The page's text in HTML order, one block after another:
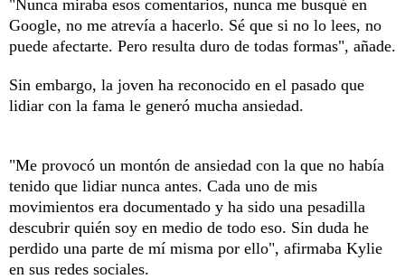
"Nunca miraba esos comentarios, nunca me busqué en
Google, no me atrevía a hacerlo. Sé que si no lo lees, no
puede afectarte. Pero resulta duro de todas formas", añade.
Sin embargo, la joven ha reconocido en el pasado que
lidiar con la fama le generó mucha ansiedad.
"Me provocó un montón de ansiedad con la que no había
tenido que lidiar nunca antes. Cada uno de mis
movimientos era documentado y ha sido una pesadilla
descubrir quién soy en medio de todo eso. Sin duda he
perdido una parte de mí misma por ello", afirmaba Kylie
en sus redes sociales.